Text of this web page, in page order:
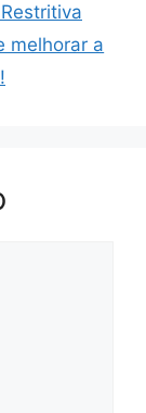
melhorar a